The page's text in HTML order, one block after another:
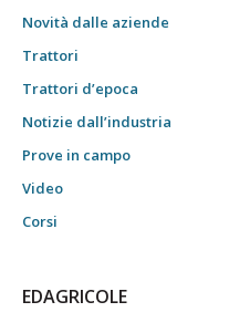
Novità dalle aziende
Trattori
Trattori d’epoca
Notizie dall’industria
Prove in campo
Video
Corsi
EDAGRICOLE